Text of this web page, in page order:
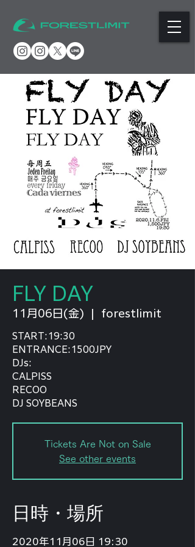
FLY DAY
11月06日(金) forestlimit
START:19:30
ENTRANCE:1500JPY
DJs:
CALPISS
RECOO
DJ SOYBEANS
Tickets Are Not on Sale
See other events
日時・場所
2020年11月06日 19:30